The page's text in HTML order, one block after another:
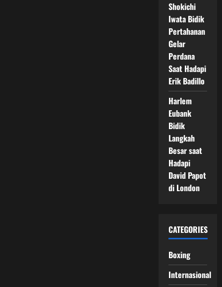
Shokichi
Iwata Bidik
Pertahanan
Gelar
Perdana
Saat Hadapi
Erik Badillo
Harlem
Eubank
Bidik
Langkah
Besar saat
Hadapi
David Papot
di London
CATEGORIES
Boxing
Internasional